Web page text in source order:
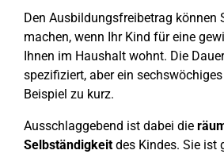
Den Ausbildungsfreibetrag können
machen, wenn Ihr Kind für eine
Ihnen im Haushalt wohnt. Die
spezifiziert, aber ein
Beispiel zu kurz.
Ausschlaggebend ist dabei die
Selbständigkeitdes Kindes. Sie ist